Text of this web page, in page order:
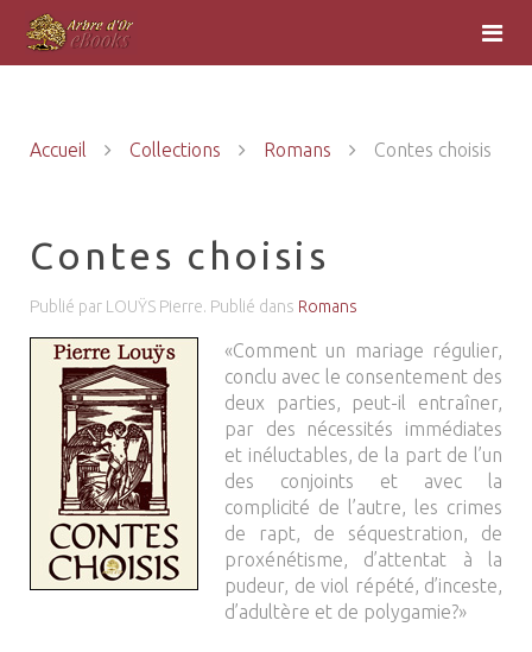
Accueil Collections Romans Contes choisis
Contes choisis
Publié par LOUŸS Pierre. Publié dans Romans
«Comment un mariage régulier,
conclu avec le consentement des
deux parties, peut-il entraîner,
par des nécessités immédiates
et inéluctables, de la part de l’un
des conjoints et avec la
complicité de l’autre, les crimes
de rapt, de séquestration, de
proxénétisme, d’attentat à la
pudeur, de viol répété, d’inceste,
d’adultère et de polygamie?»